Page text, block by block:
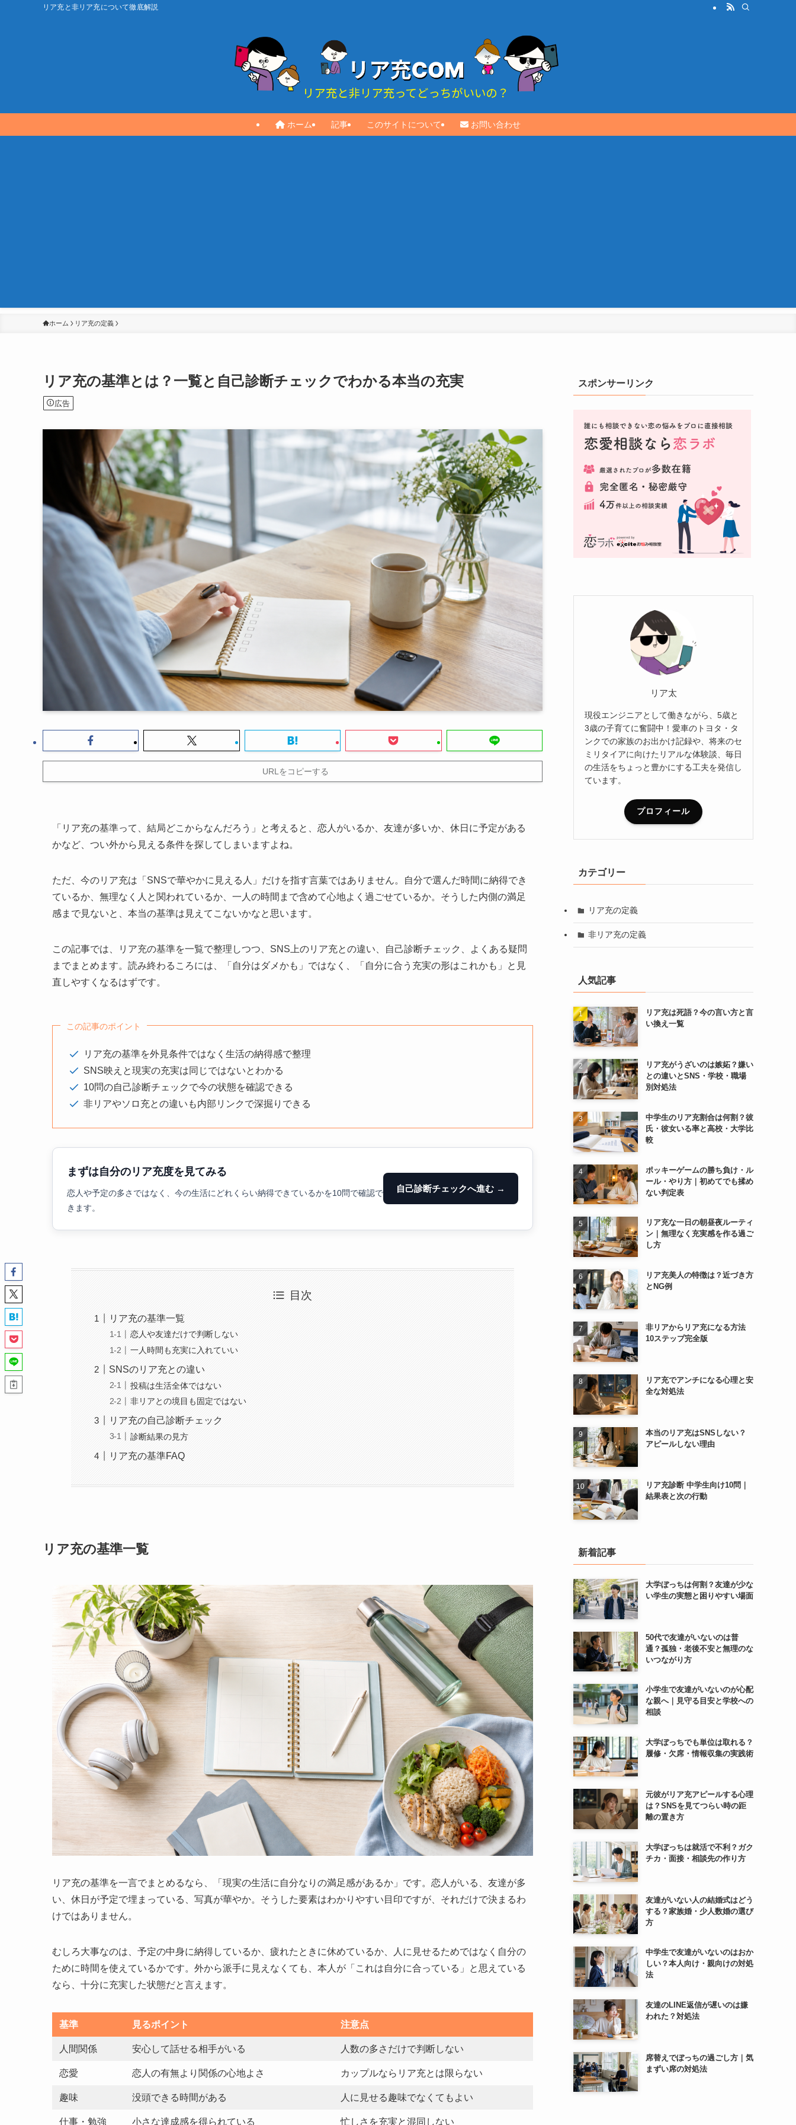
リア充と非リア充について徹底解説
ホーム 記事 このサイトについて お問い合わせ
ホーム リア充の定義
リア充の基準とは？一覧と自己診断チェックでわかる本当の充実
広告
URLをコピーする
「リア充の基準って、結局どこからなんだろう」と考えると、恋人がいるか、友達が多いか、休日に予定がある
かなど、つい外から見える条件を探してしまいますよね。
ただ、今のリア充は「SNSで華やかに見える人」だけを指す言葉ではありません。自分で選んだ時間に納得でき
ているか、無理なく人と関われているか、一人の時間まで含めて心地よく過ごせているか。そうした内側の満足
感まで見ないと、本当の基準は見えてこないかなと思います。
この記事では、リア充の基準を一覧で整理しつつ、SNS上のリア充との違い、自己診断チェック、よくある疑問
までまとめます。読み終わるころには、「自分はダメかも」ではなく、「自分に合う充実の形はこれかも」と見
直しやすくなるはずです。
この記事のポイント
リア充の基準を外見条件ではなく生活の納得感で整理
SNS映えと現実の充実は同じではないとわかる
10問の自己診断チェックで今の状態を確認できる
非リアやソロ充との違いも内部リンクで深掘りできる
まずは自分のリア充度を見てみる
恋人や予定の多さではなく、今の生活にどれくらい納得できているかを10問で確認で
きます。
自己診断チェックへ進む →
目次
リア充の基準一覧
恋人や友達だけで判断しない
一人時間も充実に入れていい
SNSのリア充との違い
投稿は生活全体ではない
非リアとの境目も固定ではない
リア充の自己診断チェック
診断結果の見方
リア充の基準FAQ
リア充の基準一覧
リア充の基準を一言でまとめるなら、「現実の生活に自分なりの満足感があるか」です。恋人がいる、友達が多
い、休日が予定で埋まっている、写真が華やか。そうした要素はわかりやすい目印ですが、それだけで決まるわ
けではありません。
むしろ大事なのは、予定の中身に納得しているか、疲れたときに休めているか、人に見せるためではなく自分の
ために時間を使えているかです。外から派手に見えなくても、本人が「これは自分に合っている」と思えている
なら、十分に充実した状態だと言えます。
基準 見るポイント 注意点
人間関係 安心して話せる相手がいる 人数の多さだけで判断しない
恋愛 恋人の有無より関係の心地よさ カップルならリア充とは限らない
趣味 没頭できる時間がある 人に見せる趣味でなくてもよい
仕事・勉強 小さな達成感を得られている 忙しさを充実と混同しない
スポンサーリンク
リア太
現役エンジニアとして働きながら、5歳と
3歳の子育てに奮闘中！愛車のトヨタ・タ
ンクでの家族のお出かけ記録や、将来のセ
ミリタイアに向けたリアルな体験談、毎日
の生活をちょっと豊かにする工夫を発信し
ています。
プロフィール
カテゴリー
リア充の定義
非リア充の定義
人気記事
リア充は死語？今の言い方と言
い換え一覧
リア充がうざいのは嫉妬？嫌い
との違いとSNS・学校・職場
別対処法
中学生のリア充割合は何割？彼
氏・彼女いる率と高校・大学比
較
ポッキーゲームの勝ち負け・ル
ール・やり方｜初めてでも揉め
ない判定表
リア充な一日の朝昼夜ルーティ
ン｜無理なく充実感を作る過ご
し方
リア充美人の特徴は？近づき方
とNG例
非リアからリア充になる方法
10ステップ完全版
リア充でアンチになる心理と安
全な対処法
本当のリア充はSNSしない？
アピールしない理由
リア充診断 中学生向け10問｜
結果表と次の行動
新着記事
大学ぼっちは何割？友達が少な
い学生の実態と困りやすい場面
50代で友達がいないのは普
通？孤独・老後不安と無理のな
いつながり方
小学生で友達がいないのが心配
な親へ｜見守る目安と学校への
相談
大学ぼっちでも単位は取れる？
履修・欠席・情報収集の実践術
元彼がリア充アピールする心理
は？SNSを見てつらい時の距
離の置き方
大学ぼっちは就活で不利？ガク
チカ・面接・相談先の作り方
友達がいない人の結婚式はどう
する？家族婚・少人数婚の選び
方
中学生で友達がいないのはおか
しい？本人向け・親向けの対処
法
友達のLINE返信が遅いのは嫌
われた？対処法
席替えでぼっちの過ごし方｜気
まずい席の対処法